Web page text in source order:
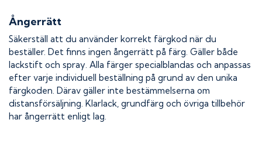
Ångerrätt
Säkerställ att du använder korrekt färgkod när du
beställer. Det finns ingen ångerrätt på färg. Gäller både
lackstift och spray. Alla färger specialblandas och anpassas
efter varje individuell beställning på grund av den unika
färgkoden. Därav gäller inte bestämmelserna om
distansförsäljning. Klarlack, grundfärg och övriga tillbehör
har ångerrätt enligt lag.